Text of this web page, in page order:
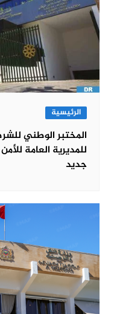
الرئيسية
المختبر الوطني
للمديرية العامة
جديد